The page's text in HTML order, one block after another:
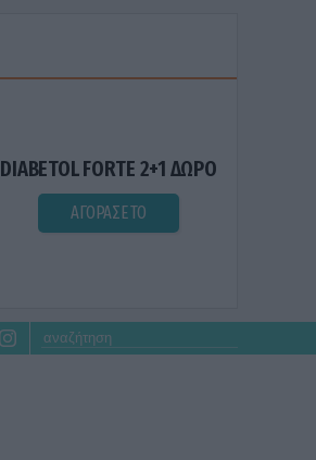
DIABETOL FORTE 2+1 ΔΩΡΟ
ΑΓΟΡΑΣΕ ΤΟ